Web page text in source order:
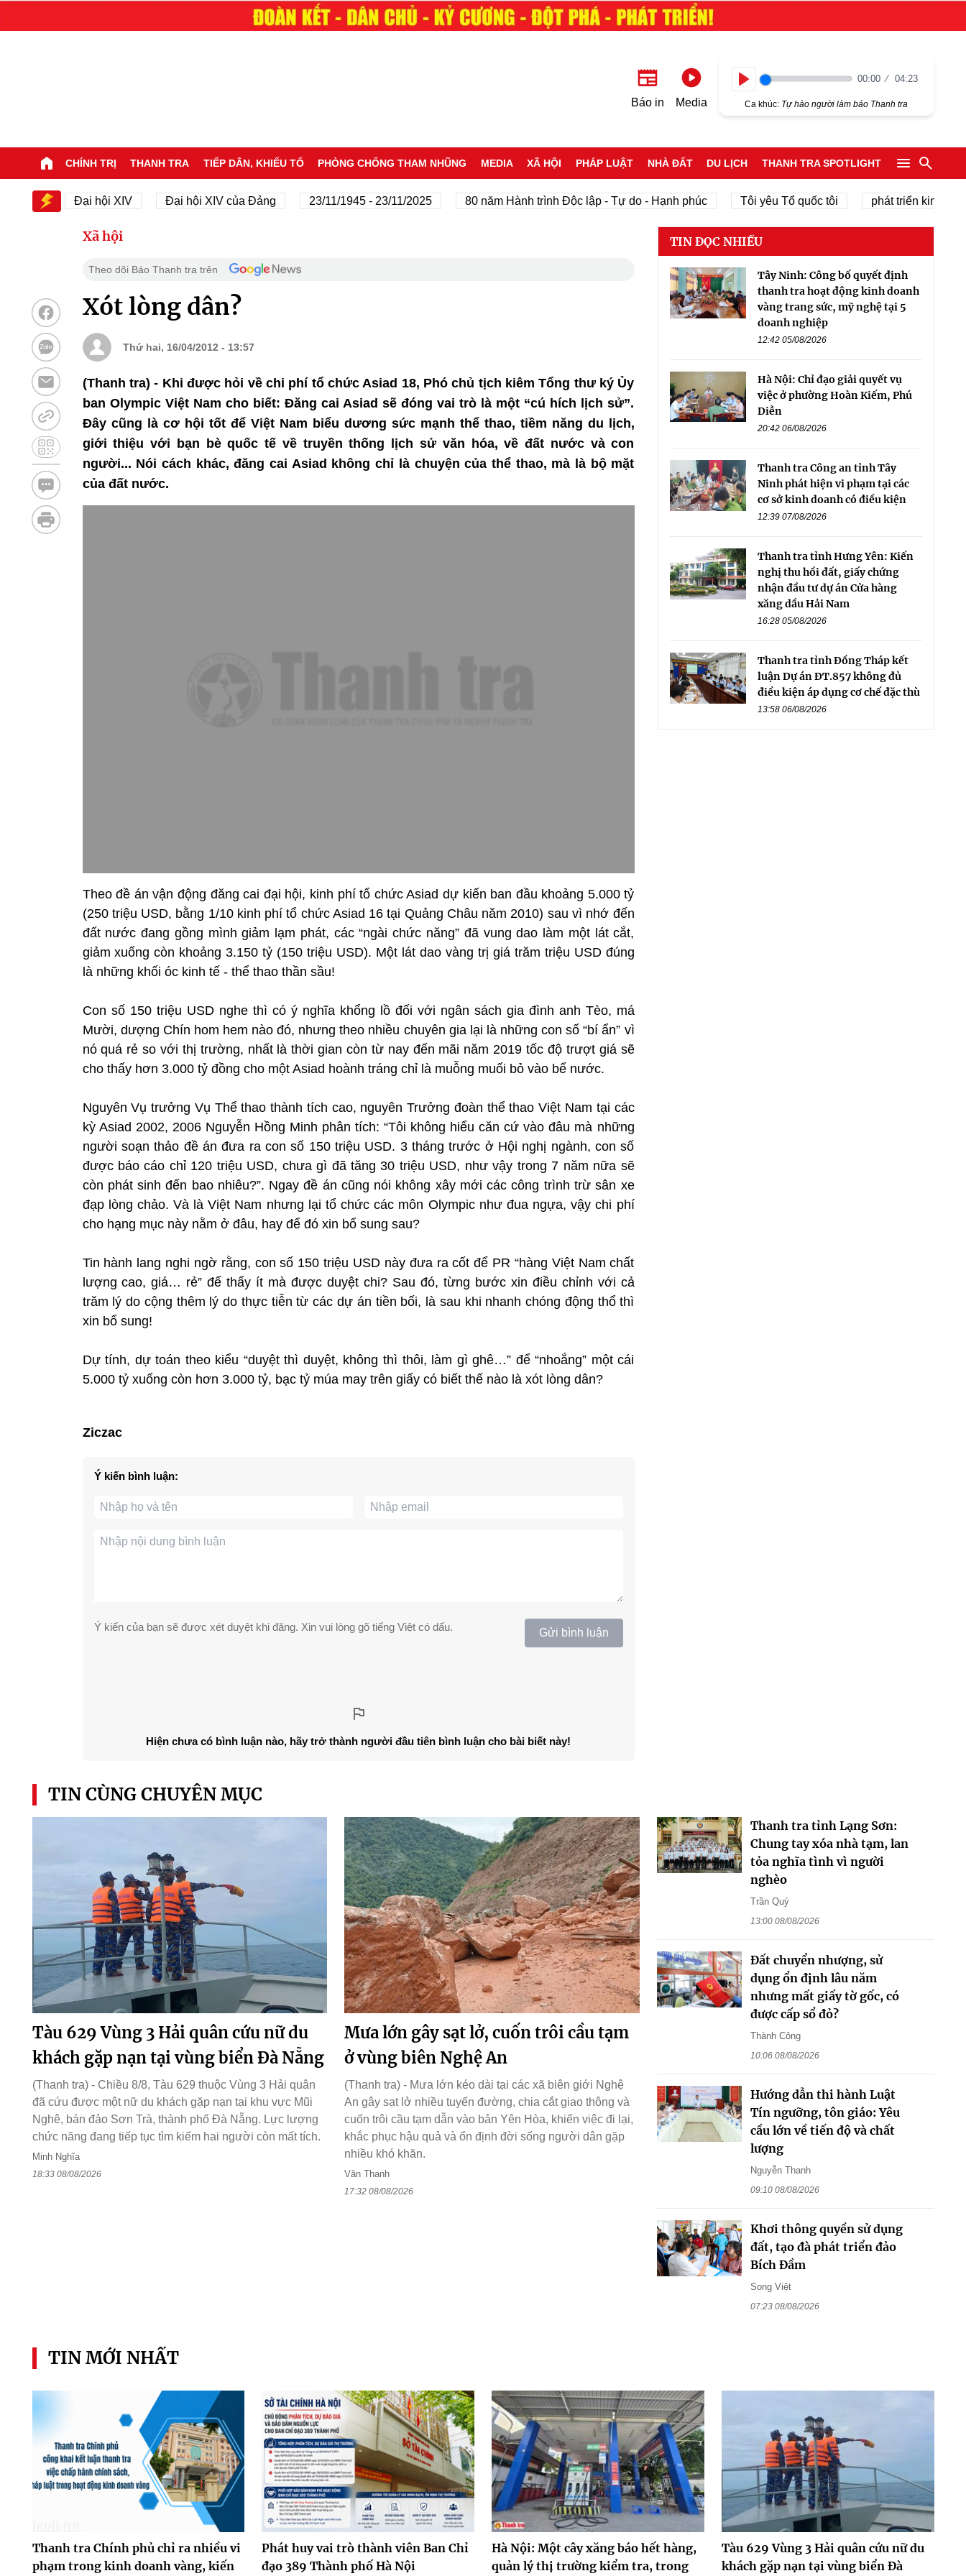
Báo in Media
00:00 04:23
Ca khúc: Tự hào người làm báo Thanh tra
CHÍNH TRỊ THANH TRA TIẾP DÂN, KHIẾU TỐ PHÒNG CHỐNG THAM NHŨNG MEDIA XÃ HỘI PHÁP LUẬT NHÀ ĐẤT DU LỊCH THANH TRA SPOTLIGHT
Đại hội XIV Đại hội XIV của Đảng 23/11/1945 - 23/11/2025 80 năm Hành trình Độc lập - Tự do - Hạnh phúc Tôi yêu Tổ quốc tôi phát triển kinh tế tư
Xã hội
Theo dõi Báo Thanh tra trên
Xót lòng dân?
Thứ hai, 16/04/2012 - 13:57
(Thanh tra) - Khi được hỏi về chi phí tổ chức Asiad 18, Phó chủ tịch kiêm Tổng thư ký Ủy
ban Olympic Việt Nam cho biết: Đăng cai Asiad sẽ đóng vai trò là một “cú hích lịch sử”.
Đây cũng là cơ hội tốt để Việt Nam biểu dương sức mạnh thể thao, tiềm năng du lịch,
giới thiệu với bạn bè quốc tế về truyền thống lịch sử văn hóa, về đất nước và con
người... Nói cách khác, đăng cai Asiad không chỉ là chuyện của thể thao, mà là bộ mặt
của đất nước.
Theo đề án vận động đăng cai đại hội, kinh phí tổ chức Asiad dự kiến ban đầu khoảng 5.000 tỷ
(250 triệu USD, bằng 1/10 kinh phí tổ chức Asiad 16 tại Quảng Châu năm 2010) sau vì nhớ đến
đất nước đang gồng mình giảm lạm phát, các “ngài chức năng” đã vung dao làm một lát cắt,
giảm xuống còn khoảng 3.150 tỷ (150 triệu USD). Một lát dao vàng trị giá trăm triệu USD đúng
là những khối óc kinh tế - thể thao thần sầu!
Con số 150 triệu USD nghe thì có ý nghĩa khổng lồ đối với ngân sách gia đình anh Tèo, má
Mười, dượng Chín hom hem nào đó, nhưng theo nhiều chuyên gia lại là những con số “bí ẩn” vì
nó quá rẻ so với thị trường, nhất là thời gian còn từ nay đến mãi năm 2019 tốc độ trượt giá sẽ
cho thấy hơn 3.000 tỷ đồng cho một Asiad hoành tráng chỉ là muỗng muối bỏ vào bể nước.
Nguyên Vụ trưởng Vụ Thể thao thành tích cao, nguyên Trưởng đoàn thể thao Việt Nam tại các
kỳ Asiad 2002, 2006 Nguyễn Hồng Minh phân tích: “Tôi không hiểu căn cứ vào đâu mà những
người soạn thảo đề án đưa ra con số 150 triệu USD. 3 tháng trước ở Hội nghị ngành, con số
được báo cáo chỉ 120 triệu USD, chưa gì đã tăng 30 triệu USD, như vậy trong 7 năm nữa sẽ
còn phát sinh đến bao nhiêu?”. Ngay đề án cũng nói không xây mới các công trình trừ sân xe
đạp lòng chảo. Và là Việt Nam nhưng lại tổ chức các môn Olympic như đua ngựa, vậy chi phí
cho hạng mục này nằm ở đâu, hay để đó xin bổ sung sau?
Tin hành lang nghi ngờ rằng, con số 150 triệu USD này đưa ra cốt để PR “hàng Việt Nam chất
lượng cao, giá… rẻ” để thấy ít mà được duyệt chi? Sau đó, từng bước xin điều chỉnh với cả
trăm lý do cộng thêm lý do thực tiễn từ các dự án tiền bối, là sau khi nhanh chóng động thổ thì
xin bổ sung!
Dự tính, dự toán theo kiểu “duyệt thì duyệt, không thì thôi, làm gì ghê…” để “nhoắng” một cái
5.000 tỷ xuống còn hơn 3.000 tỷ, bạc tỷ múa may trên giấy có biết thế nào là xót lòng dân?
Ziczac
Ý kiến bình luận:
Ý kiến của bạn sẽ được xét duyệt khi đăng. Xin vui lòng gõ tiếng Việt có dấu. Gửi bình luận
Hiện chưa có bình luận nào, hãy trở thành người đầu tiên bình luận cho bài biết này!
TIN ĐỌC NHIỀU
Tây Ninh: Công bố quyết định
thanh tra hoạt động kinh doanh
vàng trang sức, mỹ nghệ tại 5
doanh nghiệp
12:42 05/08/2026
Hà Nội: Chỉ đạo giải quyết vụ
việc ở phường Hoàn Kiếm, Phú
Diễn
20:42 06/08/2026
Thanh tra Công an tỉnh Tây
Ninh phát hiện vi phạm tại các
cơ sở kinh doanh có điều kiện
12:39 07/08/2026
Thanh tra tỉnh Hưng Yên: Kiến
nghị thu hồi đất, giấy chứng
nhận đầu tư dự án Cửa hàng
xăng dầu Hải Nam
16:28 05/08/2026
Thanh tra tỉnh Đồng Tháp kết
luận Dự án ĐT.857 không đủ
điều kiện áp dụng cơ chế đặc thù
13:58 06/08/2026
TIN CÙNG CHUYÊN MỤC
Tàu 629 Vùng 3 Hải quân cứu nữ du
khách gặp nạn tại vùng biển Đà Nẵng
(Thanh tra) - Chiều 8/8, Tàu 629 thuộc Vùng 3 Hải quân
đã cứu được một nữ du khách gặp nạn tại khu vực Mũi
Nghê, bán đảo Sơn Trà, thành phố Đà Nẵng. Lực lượng
chức năng đang tiếp tục tìm kiếm hai người còn mất tích.
Minh Nghĩa
18:33 08/08/2026
Mưa lớn gây sạt lở, cuốn trôi cầu tạm
ở vùng biên Nghệ An
(Thanh tra) - Mưa lớn kéo dài tại các xã biên giới Nghệ
An gây sạt lở nhiều tuyến đường, chia cắt giao thông và
cuốn trôi cầu tạm dẫn vào bản Yên Hòa, khiến việc đi lại,
khắc phục hậu quả và ổn định đời sống người dân gặp
nhiều khó khăn.
Văn Thanh
17:32 08/08/2026
Thanh tra tỉnh Lạng Sơn:
Chung tay xóa nhà tạm, lan
tỏa nghĩa tình vì người
nghèo
Trần Quý
13:00 08/08/2026
Đất chuyển nhượng, sử
dụng ổn định lâu năm
nhưng mất giấy tờ gốc, có
được cấp sổ đỏ?
Thành Công
10:06 08/08/2026
Hướng dẫn thi hành Luật
Tín ngưỡng, tôn giáo: Yêu
cầu lớn về tiến độ và chất
lượng
Nguyễn Thanh
09:10 08/08/2026
Khơi thông quyền sử dụng
đất, tạo đà phát triển đảo
Bích Đầm
Song Việt
07:23 08/08/2026
TIN MỚI NHẤT
Thanh tra Chính phủ chỉ ra nhiều vi
phạm trong kinh doanh vàng, kiến
Phát huy vai trò thành viên Ban Chỉ
đạo 389 Thành phố Hà Nội
Hà Nội: Một cây xăng báo hết hàng,
quản lý thị trường kiểm tra, trong
Tàu 629 Vùng 3 Hải quân cứu nữ du
khách gặp nạn tại vùng biển Đà